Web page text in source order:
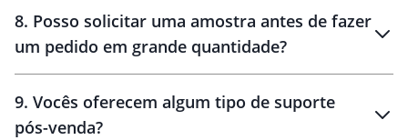
8. Posso solicitar uma amostra antes de fazer
um pedido em grande quantidade?
9. Vocês oferecem algum tipo de suporte
pós-venda?